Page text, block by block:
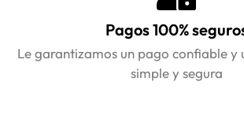
Pagos 100%
Le garantizamos un pago confiable y
simple y segura